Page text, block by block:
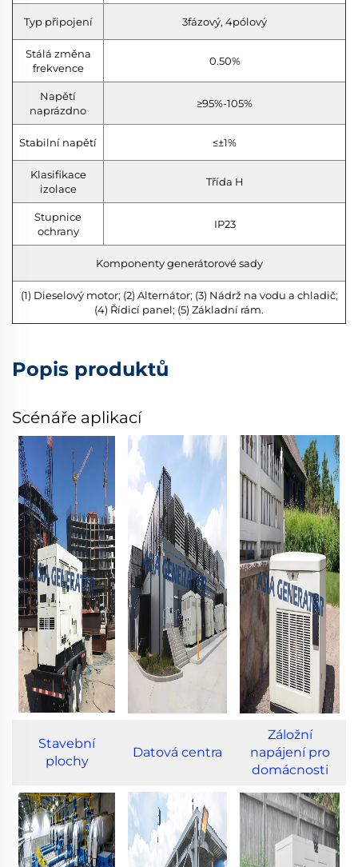
Typ připojení 3fázový, 4pólový
Stálá změna
frekvence
0.50%
Napětí
naprázdno
≥95%-105%
Stabilní napětí ≤±1%
Klasifikace
izolace
Třída H
Stupnice
ochrany
IP23
Komponenty generátorové sady
(1) Dieselový motor; (2) Alternátor; (3) Nádrž na vodu a chladič;
(4) Řídicí panel; (5) Základní rám.
Popis produktů
Scénáře aplikací
Stavební
plochy
Datová centra
Záložní
napájení pro
domácnosti